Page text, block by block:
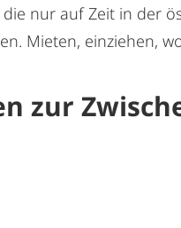
die nur auf Zeit in der
Mieten, einziehen,
zur